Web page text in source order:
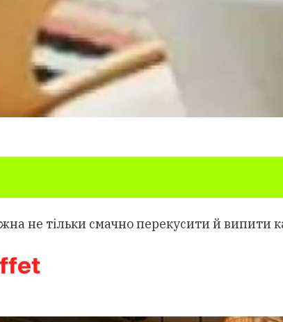
не тільки смачно перекусити й випити